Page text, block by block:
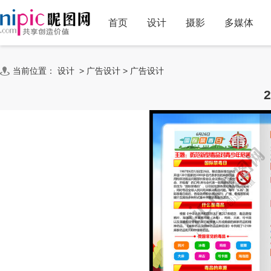
首页 设计 摄影 多媒体
当前位置： 设计 > 广告设计 > 广告设计